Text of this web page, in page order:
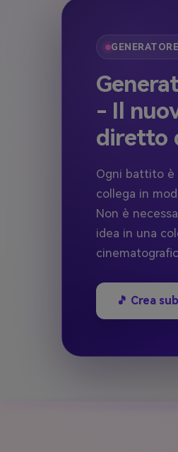
- Il
diretto
Ogni battito è
collega in
Non è
idea in una
🎵 Crea